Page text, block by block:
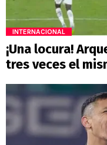
INTERNACIONAL
¡Una locura!
tres veces el